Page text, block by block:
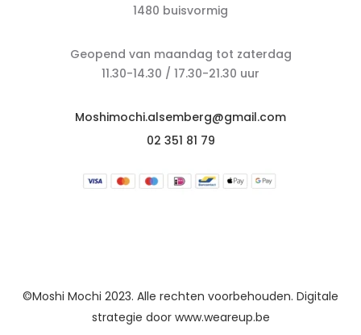
1480 buisvormig
Geopend van maandag tot zaterdag
11.30-14.30 / 17.30-21.30 uur
Moshimochi.alsemberg@gmail.com
02 351 81 79
©Moshi Mochi 2023. Alle rechten voorbehouden. Digitale
strategie door www.weareup.be